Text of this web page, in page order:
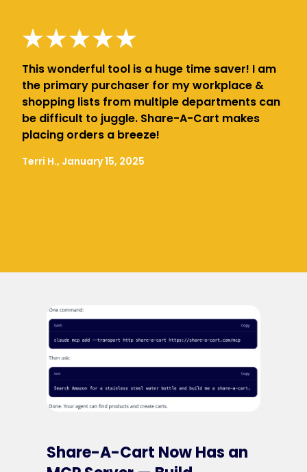
This wonderful tool is a huge time saver! I am
the primary purchaser for my workplace &
shopping lists from multiple departments can
be difficult to juggle. Share-A-Cart makes
placing orders a breeze!
Terri H., January 15, 2025
Share-A-Cart Now Has an